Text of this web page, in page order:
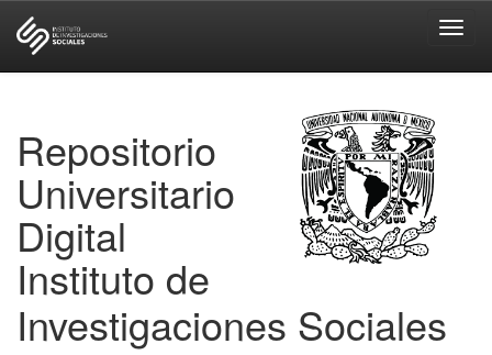
Repositorio
Universitario
Digital
Instituto de
Investigaciones Sociales